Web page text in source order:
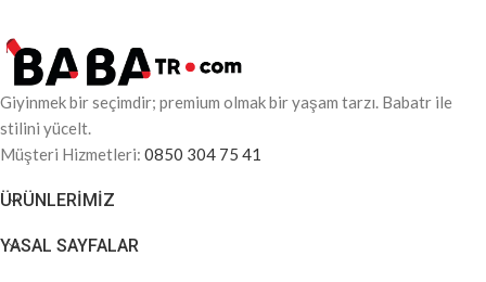
Giyinmek bir seçimdir; premium olmak bir yaşam tarzı. Babatr ile
stilini yücelt.
Müşteri Hizmetleri: 0850 304 75 41
ÜRÜNLERIMIZ
YASAL SAYFALAR